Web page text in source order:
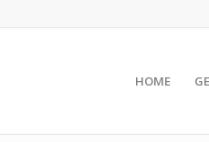
HOME